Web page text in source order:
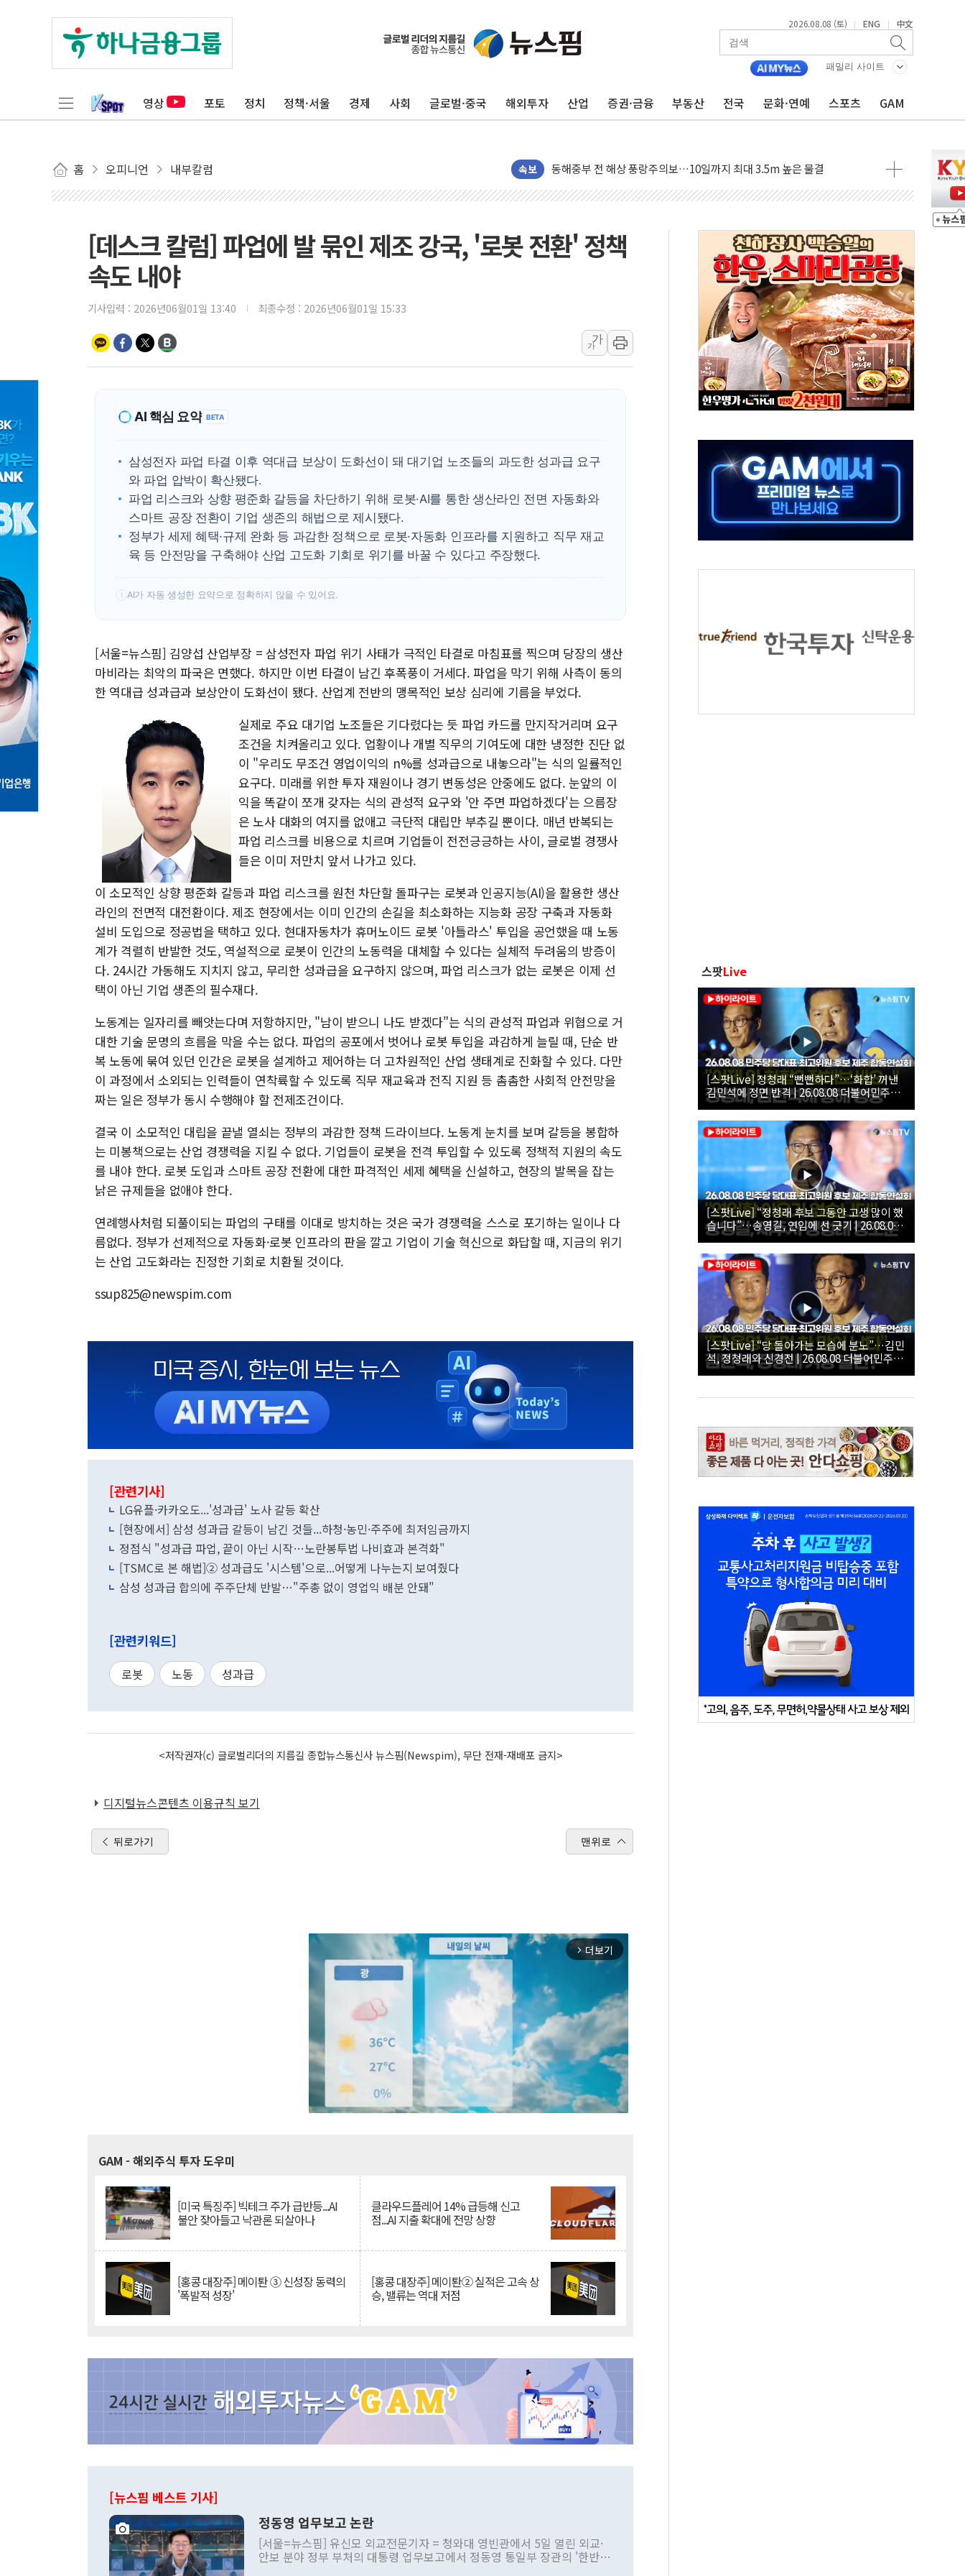
2026.08.08 (토) | ENG | 中文
패밀리 사이트
영상 포토 정치 정책·서울 경제 사회 글로벌·중국 해외투자 산업 증권·금융 부동산 전국 문화·연예 스포츠 GAM
홈 오피니언 내부칼럼 속보
'화합' 꺼낸 김민석에 '뻔뻔' 받아친 정청래…제주 연설서 신경전 고조
李대통령, ISA 개편 재검토 지시…與 "적극 환영"·野 "졸속 국정"
연일 폭염에 온열질환 사망 23명…정부, 비상대응기구 가동
中 전방위 아파트 부양, 수도 베이징도 부동산 규제 철폐
동해시, 11~14일 '별똥별 멍' 운영…페르세우스 유성우 관측
강원 중·남부 동해안 시간당 50mm 이상 폭우…호우경보 발효
청양 밭에서 일하던 90대 숨져…온열질환 여부 조사
폭염에 車 운전면허 기능시험 오전 집중 편성…체감온도 38도 넘으면 중단
李대통령, 'ISA·주가누르기 방지법' 전면 재검토 지시
'호우 특보' 경북 울진 시간당 20~30mm 강한 비...가뭄 해소될 듯
주말 무더위·열대야 지속…내륙 곳곳 소나기
오세훈 "용산공원 주택 검토, 민주당 스스로 원칙 뒤집는 것"
충북 주말 무더위 지속…청주·진천 35도, 곳곳 소나기
한상협, 업계 개인정보 보안 새판 짠다…'자율규제단체' 타진
민주당, 오늘 제주·인천 경선 발표...김민석 '재역전' vs 정청래 '격차 확대'
뉴욕증시, 고용 쇼크에 금리 인상 우려 후퇴…S&P500 최고치
트럼프, 쿡 연준 이사 해임 재추진…"26일까지 의혹 소명" 요구
[데스크 칼럼] 파업에 발 묶인 제조 강국, '로봇 전환' 정책
속도 내야
기사입력 : 2026년06월01일 13:40 최종수정 : 2026년06월01일 15:33
가
가
AI 핵심 요약 BETA
삼성전자 파업 타결 이후 역대급 보상이 도화선이 돼 대기업 노조들의 과도한 성과급 요구
와 파업 압박이 확산됐다.
파업 리스크와 상향 평준화 갈등을 차단하기 위해 로봇·AI를 통한 생산라인 전면 자동화와
스마트 공장 전환이 기업 생존의 해법으로 제시됐다.
정부가 세제 혜택·규제 완화 등 과감한 정책으로 로봇·자동화 인프라를 지원하고 직무 재교
육 등 안전망을 구축해야 산업 고도화 기회로 위기를 바꿀 수 있다고 주장했다.
! AI가 자동 생성한 요약으로 정확하지 않을 수 있어요.
[서울=뉴스핌] 김양섭 산업부장 = 삼성전자 파업 위기 사태가 극적인 타결로 마침표를 찍으며 당장의 생산
마비라는 최악의 파국은 면했다. 하지만 이번 타결이 남긴 후폭풍이 거세다. 파업을 막기 위해 사측이 동의
한 역대급 성과급과 보상안이 도화선이 됐다. 산업계 전반의 맹목적인 보상 심리에 기름을 부었다.
실제로 주요 대기업 노조들은 기다렸다는 듯 파업 카드를 만지작거리며 요구
조건을 치켜올리고 있다. 업황이나 개별 직무의 기여도에 대한 냉정한 진단 없
이 "우리도 무조건 영업이익의 n%를 성과급으로 내놓으라"는 식의 일률적인
요구다. 미래를 위한 투자 재원이나 경기 변동성은 안중에도 없다. 눈앞의 이
익을 똑같이 쪼개 갖자는 식의 관성적 요구와 '안 주면 파업하겠다'는 으름장
은 노사 대화의 여지를 없애고 극단적 대립만 부추길 뿐이다. 매년 반복되는
파업 리스크를 비용으로 치르며 기업들이 전전긍긍하는 사이, 글로벌 경쟁사
들은 이미 저만치 앞서 나가고 있다.
이 소모적인 상향 평준화 갈등과 파업 리스크를 원천 차단할 돌파구는 로봇과 인공지능(AI)을 활용한 생산
라인의 전면적 대전환이다. 제조 현장에서는 이미 인간의 손길을 최소화하는 지능화 공장 구축과 자동화
설비 도입으로 정공법을 택하고 있다. 현대자동차가 휴머노이드 로봇 '아틀라스' 투입을 공언했을 때 노동
계가 격렬히 반발한 것도, 역설적으로 로봇이 인간의 노동력을 대체할 수 있다는 실체적 두려움의 방증이
다. 24시간 가동해도 지치지 않고, 무리한 성과급을 요구하지 않으며, 파업 리스크가 없는 로봇은 이제 선
택이 아닌 기업 생존의 필수재다.
노동계는 일자리를 빼앗는다며 저항하지만, "남이 받으니 나도 받겠다"는 식의 관성적 파업과 위협으로 거
대한 기술 문명의 흐름을 막을 수는 없다. 파업의 공포에서 벗어나 로봇 투입을 과감하게 늘릴 때, 단순 반
복 노동에 묶여 있던 인간은 로봇을 설계하고 제어하는 더 고차원적인 산업 생태계로 진화할 수 있다. 다만
이 과정에서 소외되는 인력들이 연착륙할 수 있도록 직무 재교육과 전직 지원 등 촘촘한 사회적 안전망을
짜는 일은 정부가 동시 수행해야 할 전제조건이다.
결국 이 소모적인 대립을 끝낼 열쇠는 정부의 과감한 정책 드라이브다. 노동계 눈치를 보며 갈등을 봉합하
는 미봉책으로는 산업 경쟁력을 지킬 수 없다. 기업들이 로봇을 전격 투입할 수 있도록 정책적 지원의 속도
를 내야 한다. 로봇 도입과 스마트 공장 전환에 대한 파격적인 세제 혜택을 신설하고, 현장의 발목을 잡는
낡은 규제들을 없애야 한다.
연례행사처럼 되풀이되는 파업의 구태를 이대로 방치하는 것은 국가 경쟁력을 스스로 포기하는 일이나 다
름없다. 정부가 선제적으로 자동화·로봇 인프라의 판을 깔고 기업이 기술 혁신으로 화답할 때, 지금의 위기
는 산업 고도화라는 진정한 기회로 치환될 것이다.
ssup825@newspim.com
[관련기사]
LG유플·카카오도...'성과급' 노사 갈등 확산
[현장에서] 삼성 성과급 갈등이 남긴 것들...하청·농민·주주에 최저임금까지
정점식 "성과급 파업, 끝이 아닌 시작…노란봉투법 나비효과 본격화"
[TSMC로 본 해법]② 성과급도 '시스템'으로...어떻게 나누는지 보여줬다
삼성 성과급 합의에 주주단체 반발…"주총 없이 영업익 배분 안돼"
[관련키워드]
로봇 노동 성과급
<저작권자(c) 글로벌리더의 지름길 종합뉴스통신사 뉴스핌(Newspim), 무단 전재-재배포 금지>
디지털뉴스콘텐츠 이용규칙 보기
뒤로가기 맨위로
arrow_forward_ios 더보기
GAM - 해외주식 투자 도우미
[미국 특징주] 빅테크 주가 급반등...AI
불안 잦아들고 낙관론 되살아나
클라우드플레어 14% 급등해 신고
점...AI 지출 확대에 전망 상향
[홍콩 대장주] 메이퇀 ③ 신성장 동력의
'폭발적 성장'
[홍콩 대장주] 메이퇀② 실적은 고속 상
승, 밸류는 역대 저점
[뉴스핌 베스트 기사]
정동영 업무보고 논란
[서울=뉴스핌] 유신모 외교전문기자 = 청와대 영빈관에서 5일 열린 외교·
안보 분야 정부 부처의 대통령 업무보고에서 정동영 통일부 장관의 '한반도
스팟Live
[스팟Live] 정청래 “뻔뻔하다”…‘화합’ 꺼낸
김민석에 정면 반격 | 26.08.08 더불어민주당
당대표·최고위원 후보 제주 합동연설회
[스팟Live] “정청래 후보 그동안 고생 많이 했
습니다”…송영길, 연임에 선 긋기 | 26.08.08
더불어민주당 당대표·최고위원 후보 제주 합
동연설회
[스팟Live] “당 돌아가는 모습에 분노”…김민
석, 정청래와 신경전 | 26.08.08 더불어민주당
당대표·최고위원 후보 제주 합동연설회